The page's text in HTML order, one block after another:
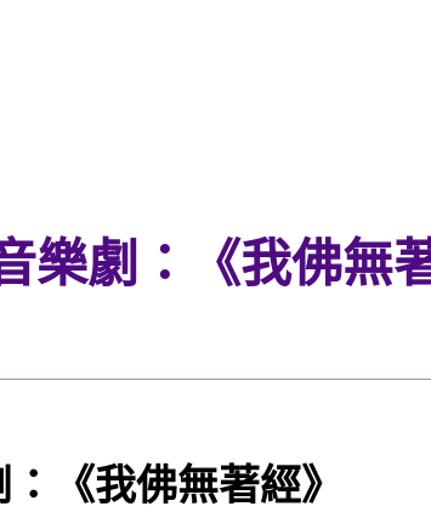
樂劇：《我佛無
《我佛無著經》